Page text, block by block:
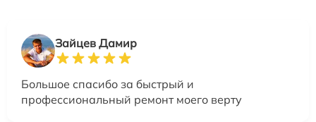
Зайцев Дамир
Большое спасибо за быстрый и
профессиональный ремонт моего верту